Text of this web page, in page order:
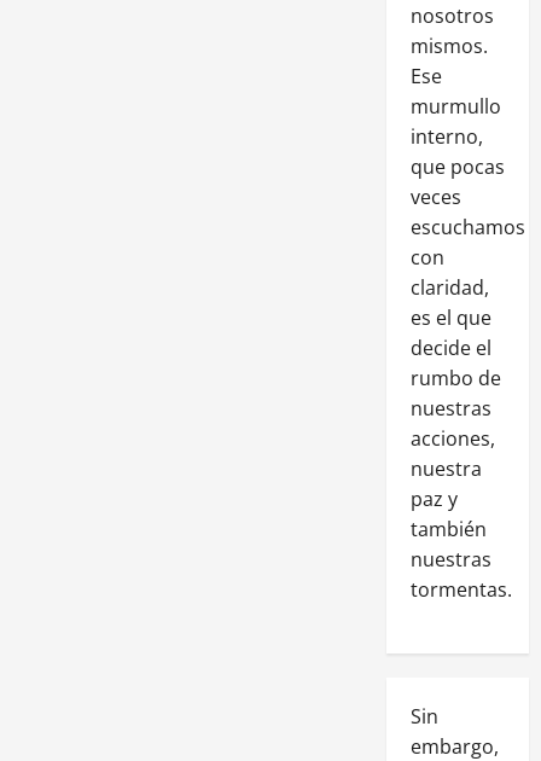
nosotros
mismos.
Ese
murmullo
interno,
que pocas
veces
escuchamos
con
claridad,
es el que
decide el
rumbo de
nuestras
acciones,
nuestra
paz y
también
nuestras
tormentas.
Sin
embargo,